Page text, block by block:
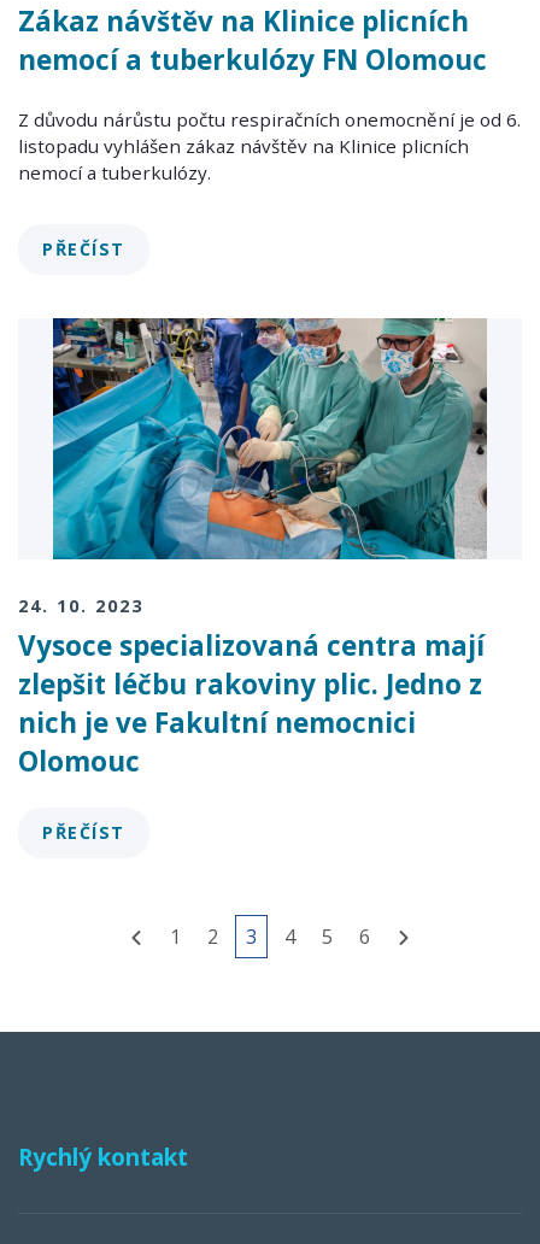
Zákaz návštěv na Klinice plicních
nemocí a tuberkulózy FN Olomouc
Z důvodu nárůstu počtu respiračních onemocnění je od 6.
listopadu vyhlášen zákaz návštěv na Klinice plicních
nemocí a tuberkulózy.
PŘEČÍST
24. 10. 2023
Vysoce specializovaná centra mají
zlepšit léčbu rakoviny plic. Jedno z
nich je ve Fakultní nemocnici
Olomouc
PŘEČÍST
1 2 3 4 5 6
Rychlý kontakt